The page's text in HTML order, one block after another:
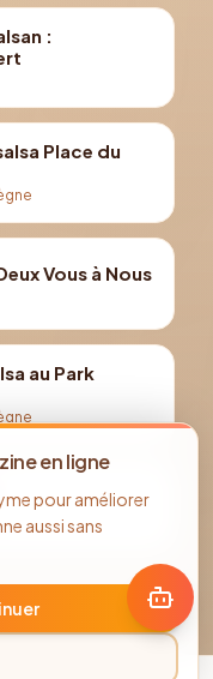
:
Place du
Vous à Nous
au Park
en ligne
pour améliorer
aussi sans